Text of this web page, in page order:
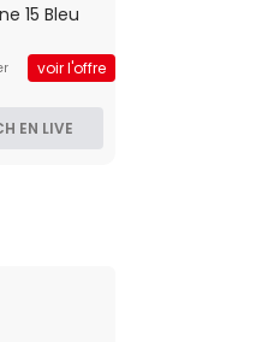
15 Bleu
voir l'offre
EN LIVE